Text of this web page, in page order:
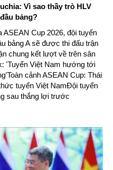
Vì sao thầy trò HLV
bảng?
Cup 2026, đội tuyển
bảng A sẽ được thi đấu trận
chung kết lượt về trên sân
'Tuyển Việt Nam hướng tới
cảnh ASEAN Cup: Thái
tuyển Việt NamĐội tuyển
sau thắng lợi trước